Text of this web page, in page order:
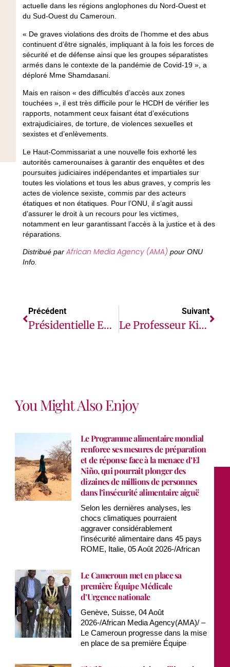
actuelle dans les régions anglophones du Nord-Ouest et
du Sud-Ouest du Cameroun.
« De graves violations des droits de l’homme et des abus
continuent d’être signalés, impliquant à la fois les forces de
sécurité et de défense ainsi que les groupes séparatistes
armés dans le contexte de la pandémie de Covid-19 », a
déploré Mme Shamdasani.
Mais en raison « des difficultés d’accès aux zones
touchées », il est très difficile pour le HCDH de vérifier les
rapports, notamment ceux faisant état d’exécutions
extrajudiciaires, de torture, de violences sexuelles et
sexistes et d’enlèvements.
Le Haut-Commissariat a une nouvelle fois exhorté les
autorités camerounaises à garantir des enquêtes et des
poursuites judiciaires indépendantes et impartiales sur
toutes les violations et tous les abus graves, y compris les
actes de violence sexiste, commis par des acteurs
étatiques et non étatiques. Pour l’ONU, il s’agit aussi
d’assurer le droit à un recours pour les victimes,
notamment en leur garantissant l’accès à la justice et à des
réparations.
Distribué par African Media Agency (AMA) pour ONU
Info.
Précédent
Présidentielle En Côte D’Ivoire : L’ONU Met En Garde Contre Les Discours De Haine
Suivant
Le Professeur Kishore Mahbubani Évalue L’essor De L’Afrique Lors De La Conférence Babacar Ndiaye Organisée Par L’Afreximbank
You Might Also Enjoy
Le Programme alimentaire mondial
renforce ses mesures de préparation
et de réponse face à la menace d’El
Niño, qui pourrait plonger des
dizaines de millions de personnes
dans l’insécurité alimentaire aiguë
Selon les dernières analyses, les
chocs climatiques pourraient
aggraver considérablement
l’insécurité alimentaire dans 45 pays
ROME, Italie, 05 Août 2026-/African
Le Cameroun met en place sa
première Équipe Médicale
d’Urgence nationale
Genève, Suisse, 04 Août
2026-/African Media Agency(AMA)/ –
Le Cameroun progresse dans la mise
en place de sa première Équipe